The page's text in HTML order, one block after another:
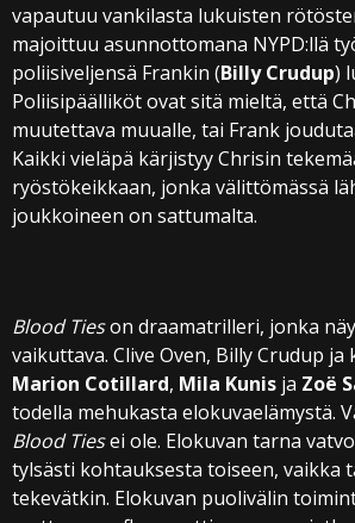
vapautuu vankilasta lukuisten
majoittuu asunnottomana NYPD:llä
poliisiveljensä Frankin (Billy Crudup)
Poliisipäälliköt ovat sitä mieltä, että
muutettava muualle, tai Frank
Kaikki vieläpä kärjistyy Chrisin
ryöstökeikkaan, jonka välittömässä
joukkoineen on sattumalta.
Blood Tieson draamatrilleri, jonka
vaikuttava. Clive Oven, Billy Crudup
Marion Cotillard, Mila Kunis ja Zoë
todella mehukasta elokuvaelämystä.
Blood Tiesei ole. Elokuvan tarna
tylsästi kohtauksesta toiseen, vaikka
tekevätkin. Elokuvan puolivälin